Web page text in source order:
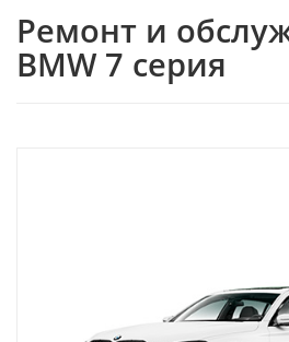
Ремонт и
BMW 7 серия